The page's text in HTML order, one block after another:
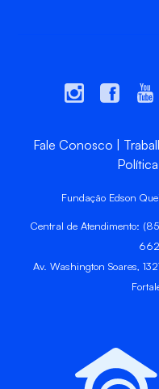
Fale Conosco
Fundação Edson
Central de Atendimento:
Av. Washington Soares,